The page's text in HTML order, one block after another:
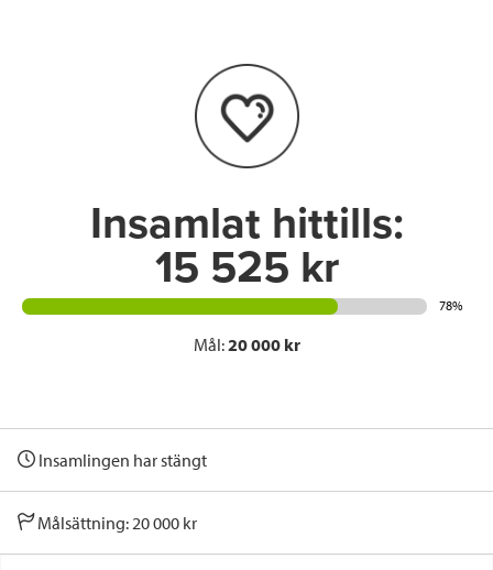
e
I
n
Insamlat hittills:
15 525 kr
78%
Mål:20 000 kr
Insamlingen har stängt
Målsättning: 20 000 kr